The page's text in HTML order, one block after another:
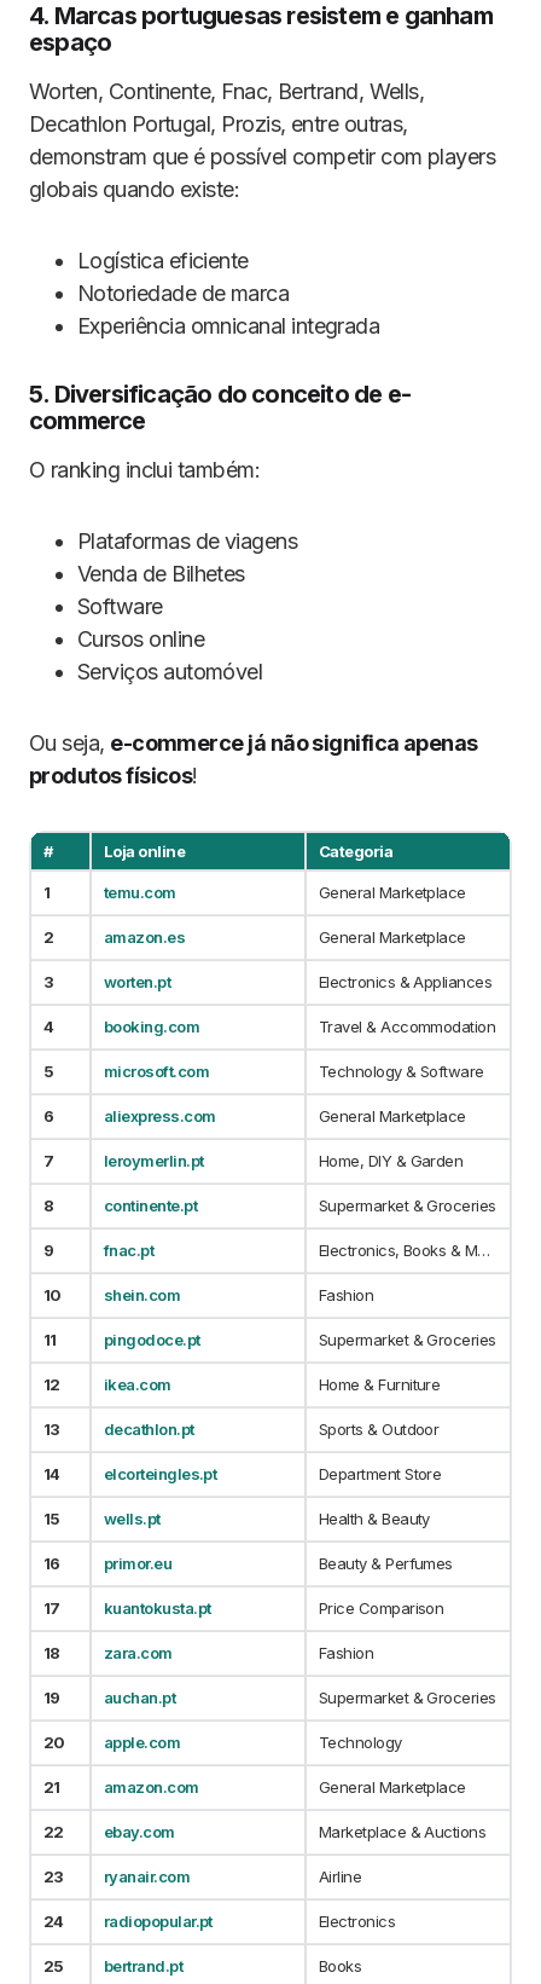
4. Marcas portuguesas resistem e ganham
espaço
Worten, Continente, Fnac, Bertrand, Wells,
Decathlon Portugal, Prozis, entre outras,
demonstram que é possível competir com players
globais quando existe:
Logística eficiente
Notoriedade de marca
Experiência omnicanal integrada
5. Diversificação do conceito de e-
commerce
O ranking inclui também:
Plataformas de viagens
Venda de Bilhetes
Software
Cursos online
Serviços automóvel
Ou seja, e-commerce já não significa apenas
produtos físicos!
# Loja online Categoria
1 temu.com General Marketplace
2 amazon.es General Marketplace
3 worten.pt Electronics & Appliances
4 booking.com Travel & Accommodation
5 microsoft.com Technology & Software
6 aliexpress.com General Marketplace
7 leroymerlin.pt Home, DIY & Garden
8 continente.pt Supermarket & Groceries
9 fnac.pt Electronics, Books & Media
10 shein.com Fashion
11 pingodoce.pt Supermarket & Groceries
12 ikea.com Home & Furniture
13 decathlon.pt Sports & Outdoor
14 elcorteingles.pt Department Store
15 wells.pt Health & Beauty
16 primor.eu Beauty & Perfumes
17 kuantokusta.pt Price Comparison
18 zara.com Fashion
19 auchan.pt Supermarket & Groceries
20 apple.com Technology
21 amazon.com General Marketplace
22 ebay.com Marketplace & Auctions
23 ryanair.com Airline
24 radiopopular.pt Electronics
25 bertrand.pt Books